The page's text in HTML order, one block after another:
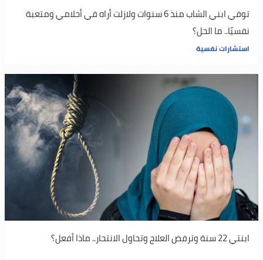
توفي ابني الشاب منذ 6 سنوات ولازلت أراه في أحلامي ومتعبة
نفسيًا.. ما الحل؟
استشارات نفسية
ابنتي 22 سنة وترفض العلاج وتحاول الانتحار.. ماذا أفعل؟